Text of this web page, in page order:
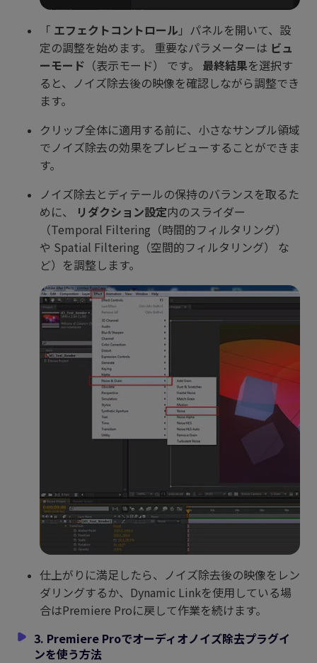
「 エフェクトコントロール 」パネルを開いて、設
定の調整を始めます。 重要なパラメーターは ビュ
ーモード （表示モード） です。 最終結果を選択す
ると、ノイズ除去後の映像を確認しながら調整でき
ます。
クリップ全体に適用する前に、小さなサンプル領域
でノイズ除去の効果をプレビューすることができま
す。
ノイズ除去とディテールの保持のバランスを取るた
めに、
リダクション設定内のスライダー
（Temporal Filtering（時間的フィルタリング）
や Spatial Filtering（空間的フィルタリング） な
ど）を調整します。
仕上がりに満足したら、ノイズ除去後の映像をレン
ダリングするか、Dynamic Linkを使用している場
合はPremiere Proに戻して作業を続けます。
3. Premiere Proでオーディオノイズ除去プラグイ
ンを使う方法